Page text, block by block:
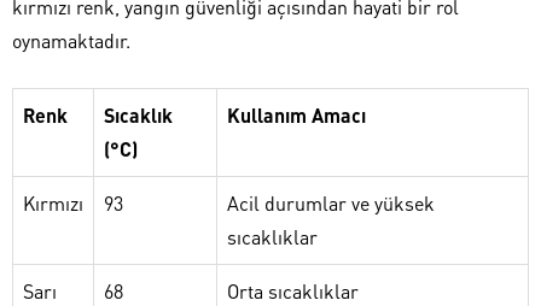
kırmızı renk, yangın güvenliği açısından hayati bir rol
oynamaktadır.
Renk
Sıcaklık
(°C)
Kullanım Amacı
Kırmızı 93
Acil durumlar ve yüksek
sıcaklıklar
Sarı 68 Orta sıcaklıklar